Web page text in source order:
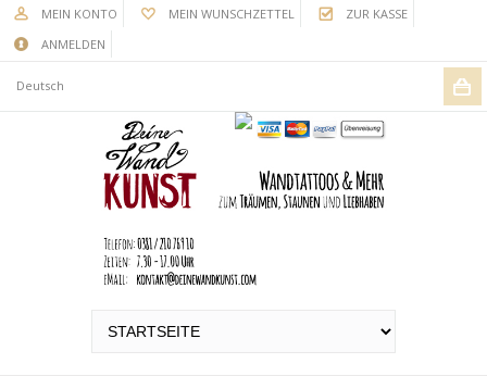
MEIN KONTO MEIN WUNSCHZETTEL
ZUR KASSE
ANMELDEN
Deutsch